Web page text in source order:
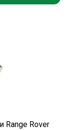
Range Rover